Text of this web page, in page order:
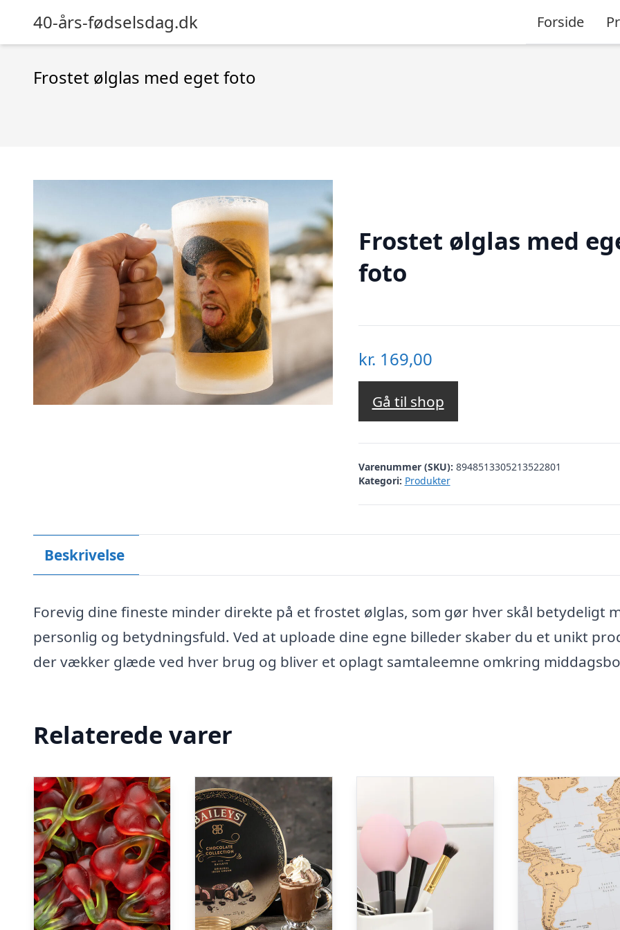
40-års-fødselsdag.dk Forside
Frostet ølglas med eget foto
Frostet ølglas med
foto
kr. 169,00
Gå til shop
Varenummer (SKU): 8948513305213522801
Kategori: Produkter
Beskrivelse
Forevig dine fineste minder direkte på et frostet ølglas, som gør hver skål betydeligt
personlig og betydningsfuld. Ved at uploade dine egne billeder skaber du et unikt
der vækker glæde ved hver brug og bliver et oplagt samtaleemne omkring
Relaterede varer